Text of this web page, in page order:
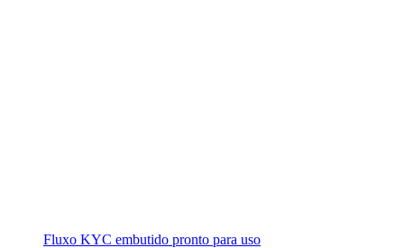
Fluxo KYC embutido pronto para uso